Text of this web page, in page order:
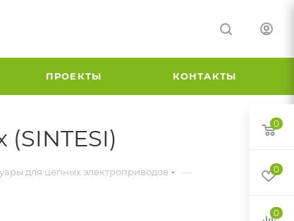
ПРОЕКТЫ КОНТАКТЫ
для цепных электроприводов —
0
0
0